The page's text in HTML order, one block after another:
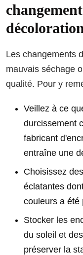
Les changements
mauvais séchage
qualité. Pour y
Veillez à ce
durcissement
fabricant
entraîne une
Choisissez
éclatantes
couleurs a été
Stocker les
du soleil et
préserver la